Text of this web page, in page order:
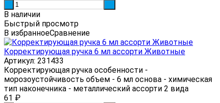
В наличии
Быстрый просмотр
В избранноеСравнение
Корректирующая ручка 6 мл ассорти Животные
Артикул: 231433
Корректирующая ручка особенности -
морозоустойчивость объем - 6 мл основа - химическая
тип наконечника - металлический ассорти 2 вида
61 ₽